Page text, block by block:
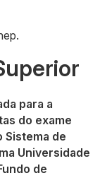
para a
do exame
Sistema de
Universidade
de